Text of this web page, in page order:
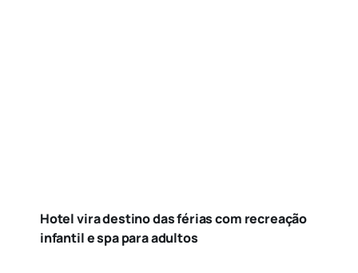
Hotel vira destino das férias com recreação
infantil e spa para adultos